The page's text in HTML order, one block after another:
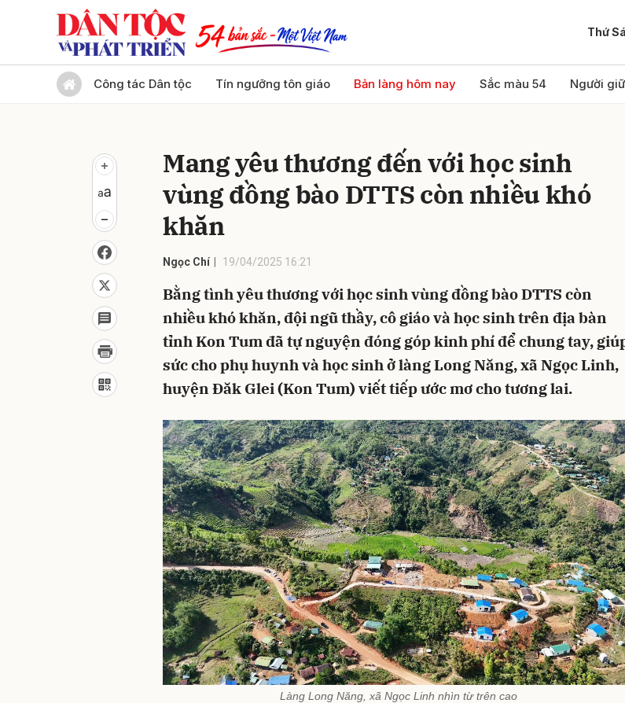
Thứ
Công tác Dân tộc Tín ngưỡng tôn giáo Bản làng hôm nay Sắc màu 54 Người
Mang yêu thương đến với học sinh
vùng đồng bào DTTS còn nhiều khó
khăn
Ngọc Chí 19/04/2025 16:21
Bằng tình yêu thương với học sinh vùng đồng bào DTTS còn
nhiều khó khăn, đội ngũ thầy, cô giáo và học sinh trên địa bàn
tỉnh Kon Tum đã tự nguyện đóng góp kinh phí để chung tay,
sức cho phụ huynh và học sinh ở làng Long Năng, xã Ngọc Linh,
huyện Đăk Glei (Kon Tum) viết tiếp ước mơ cho tương lai.
Làng Long Năng, xã Ngọc Linh nhìn từ trên cao
Gửi bình luận